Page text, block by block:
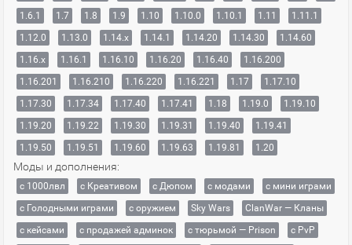
1.6.1
1.7 1.8 1.9 1.10 1.10.0 1.10.1 1.11
1.11.1
1.12.0
1.13.0 1.14.x 1.14.1 1.14.20 1.14.30
1.14.60
1.16.x
1.16.1 1.16.10 1.16.20 1.16.40
1.16.200
1.16.201
1.16.210 1.16.220 1.16.221 1.17
1.17.10
1.17.30
1.17.34 1.17.40 1.17.41 1.18 1.19.0
1.19.10
1.19.20
1.19.22 1.19.30 1.19.31 1.19.40
1.19.41
1.19.50
1.19.51 1.19.60 1.19.63 1.19.81 1.20
Моды и дополнения:
с 1000лвл c Креативом с Дюпом с модами
с мини играми
с Голодными играми
с оружием Sky Wars
ClanWar — Кланы
с кейсами
с продажей админок с тюрьмой — Prison
с PvP